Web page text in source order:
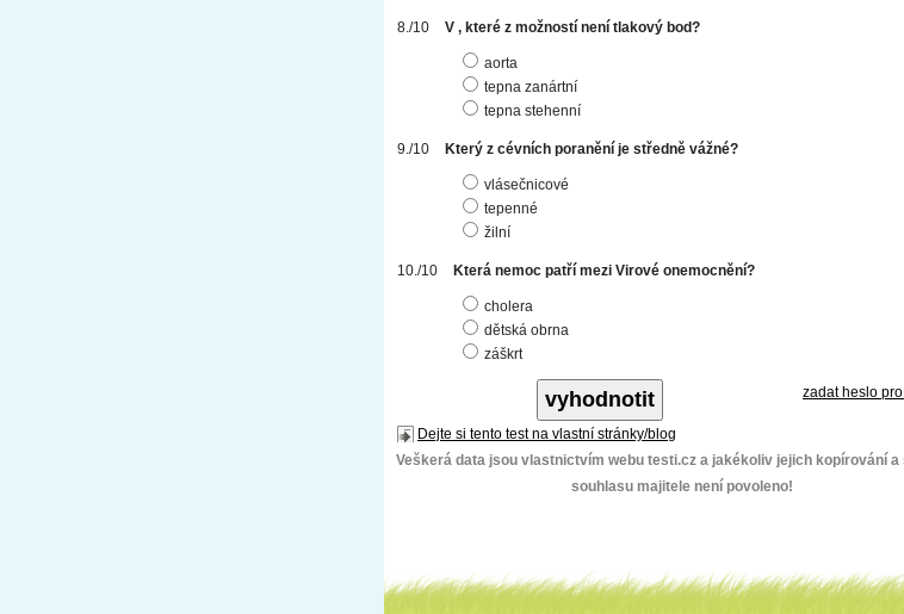
V , které z možností není tlakový bod?
aorta
tepna zanártní
tepna stehenní
Který z cévních poranění je středně vážné?
vlásečnicové
tepenné
žilní
Která nemoc patří mezi Virové onemocnění?
cholera
dětská obrna
záškrt
zadat heslo
Dejte si tento test na vlastní stránky/blog
Veškerá data jsou vlastnictvím webu testi.cz a jakékoliv jejich kopírování a
souhlasu majitele není povoleno!